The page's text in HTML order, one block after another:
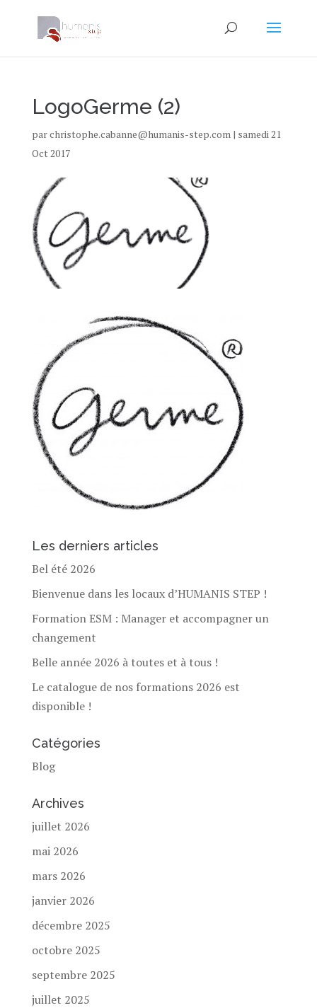
LogoGerme (2)
parchristophe.cabanne@humanis-step.com| samedi 21
Oct 2017
Les derniers articles
Bel été 2026
Bienvenue dans les locaux d’HUMANIS STEP !
Formation ESM : Manager et accompagner un
changement
Belle année 2026 à toutes et à tous !
Le catalogue de nos formations 2026 est
disponible !
Catégories
Blog
Archives
juillet 2026
mai 2026
mars 2026
janvier 2026
décembre 2025
octobre 2025
septembre 2025
juillet 2025